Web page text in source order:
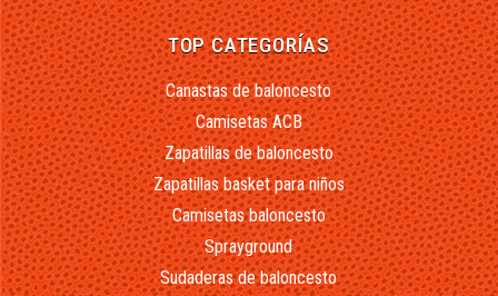
TOP CATEGORÍAS
Canastas de baloncesto
Camisetas ACB
Zapatillas de baloncesto
Zapatillas basket para niños
Camisetas baloncesto
Sprayground
Sudaderas de baloncesto